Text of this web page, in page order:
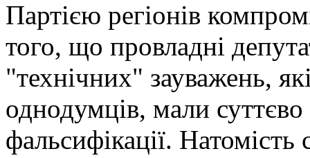
Партією регіонів
того, що провладні
"технічних" зауважень,
однодумців, мали
фальсифікації.